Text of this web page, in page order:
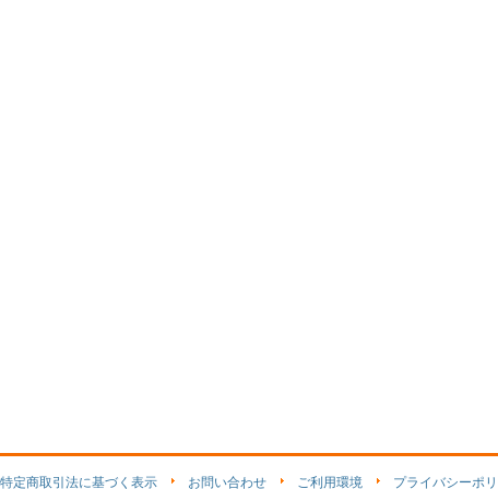
特定商取引法に基づく表示 お問い合わせ ご利用環境 プライバシーポ